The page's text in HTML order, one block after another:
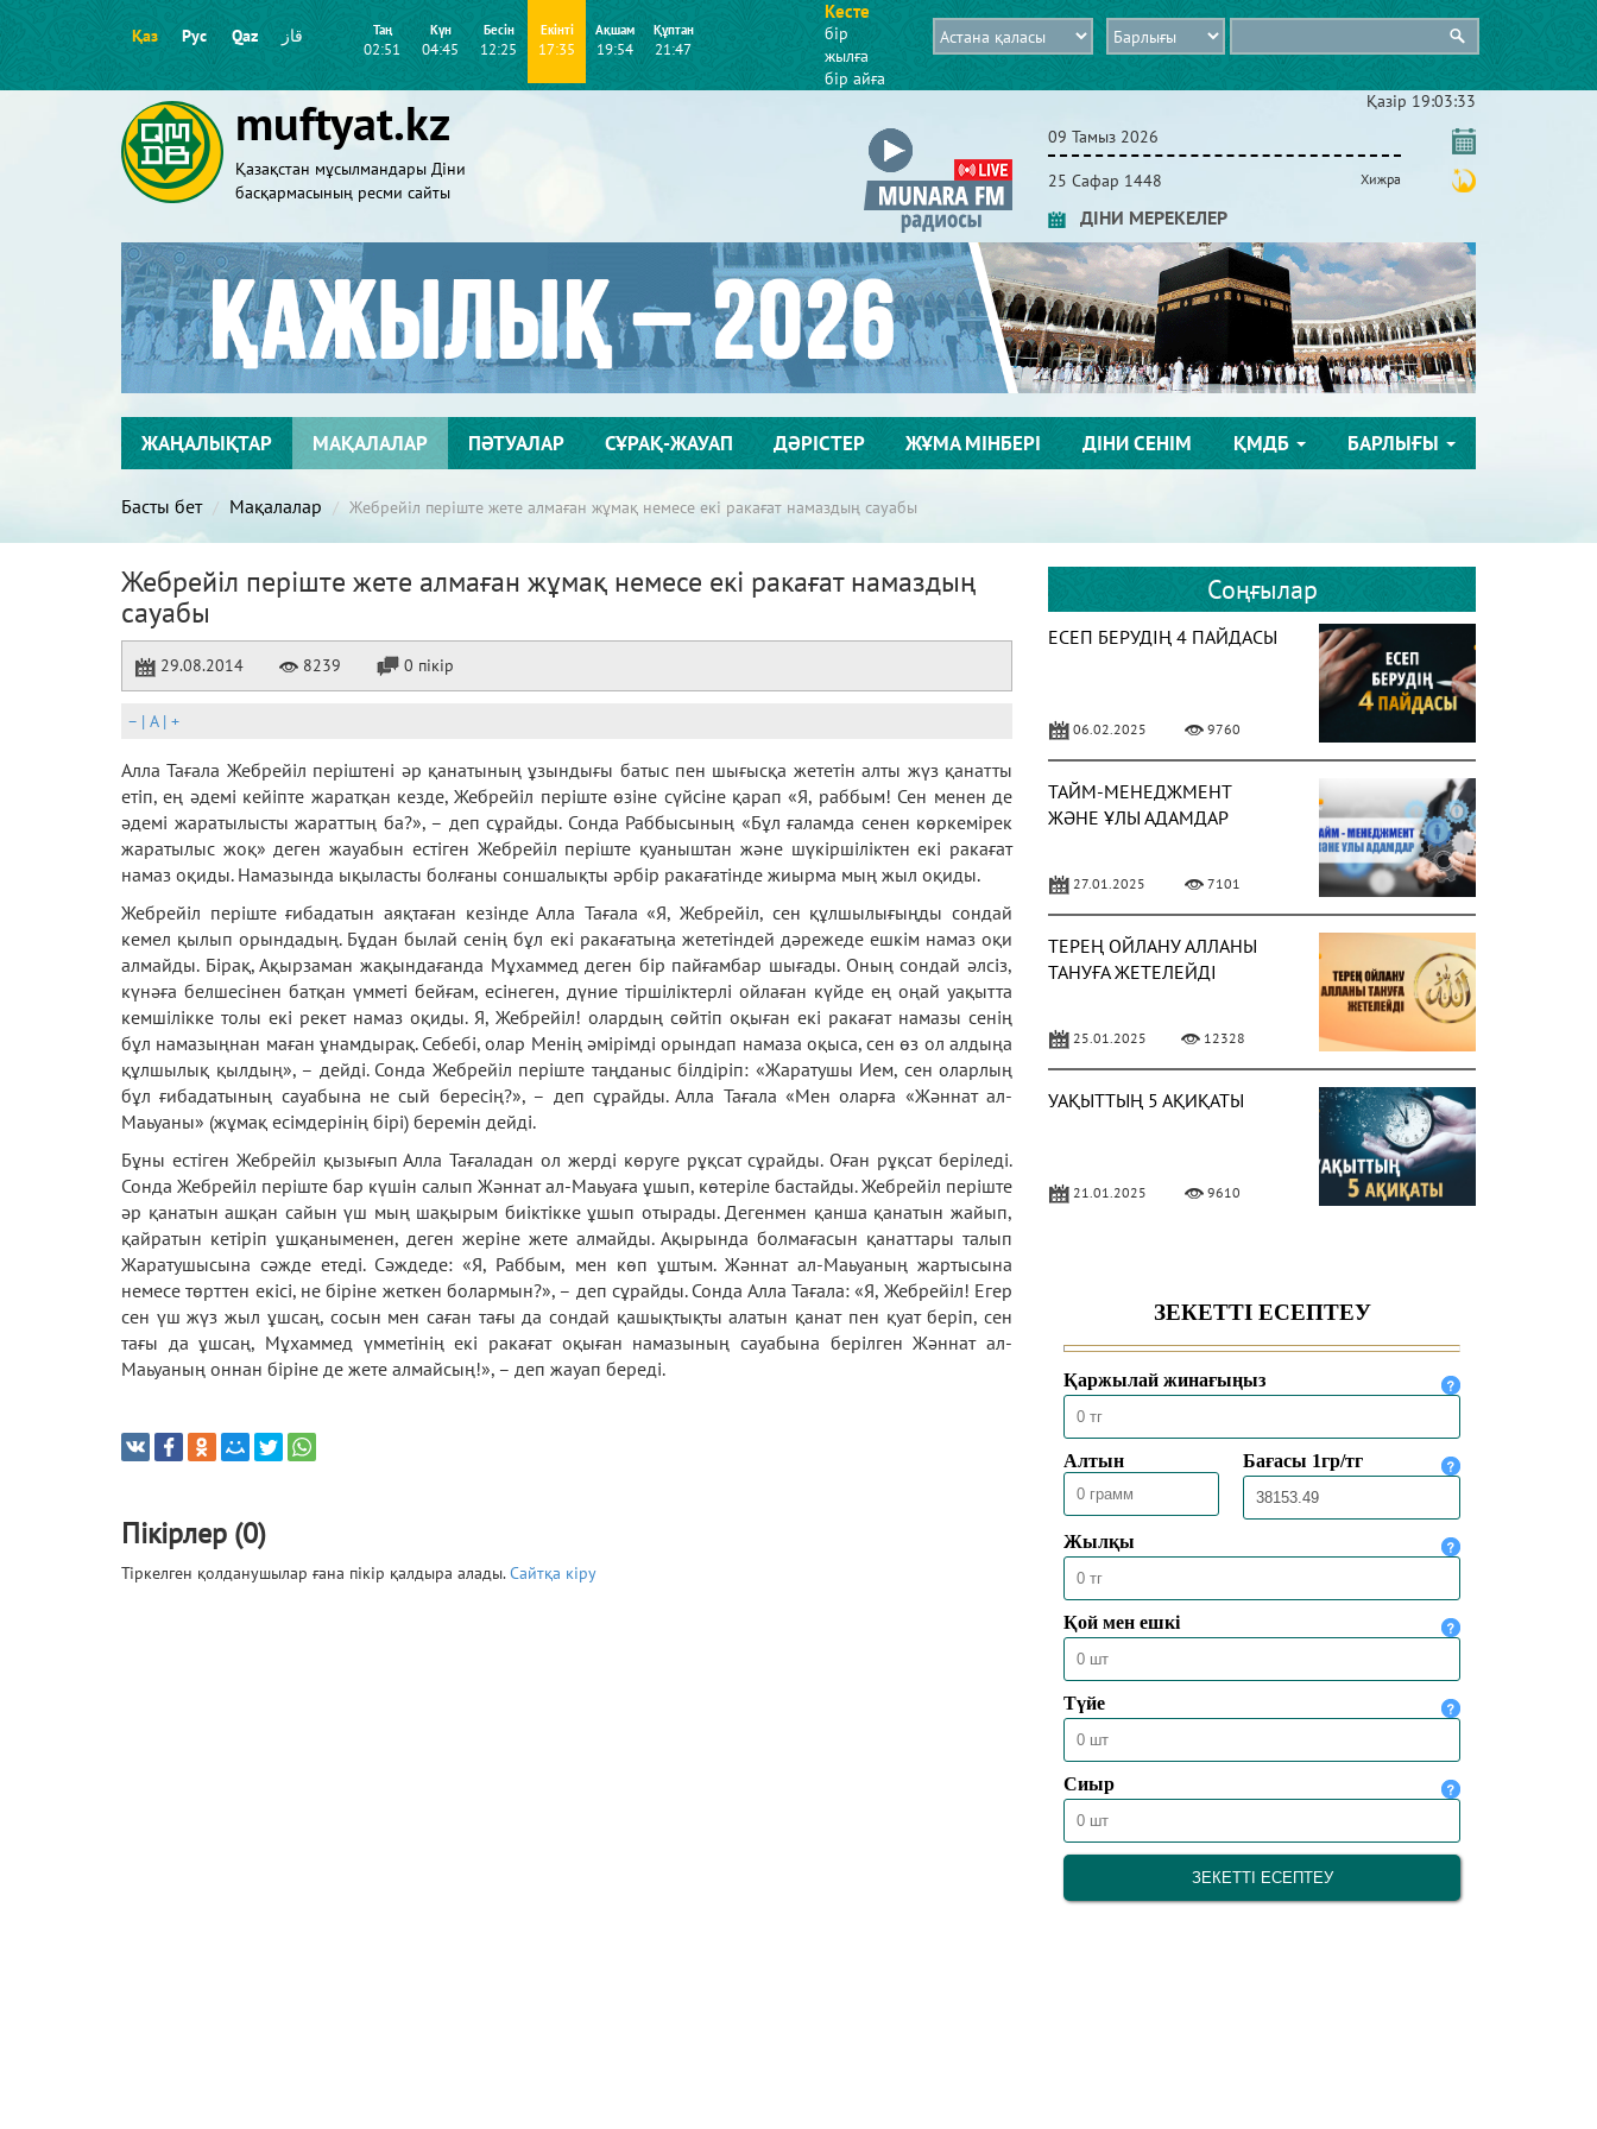
Қаз Рус Qaz قاز Таң
02:51
Күн
04:45
Бесін
12:25
Екінті
17:35
Ақшам
19:54
Құптан
21:47
Кесте
бір
жылға
бір айға
muftyat.kz
Қазақстан мұсылмандары Діни
басқармасының ресми сайты
Қазір 19:03:34
09 Тамыз 2026
25 Сафар 1448 Хижра
ДІНИ МЕРЕКЕЛЕР
ЖАҢАЛЫҚТАР МАҚАЛАЛАР ПӘТУАЛАР СҰРАҚ-ЖАУАП ДӘРІСТЕР ЖҰМА МІНБЕРІ ДІНИ СЕНІМ ҚМДБ БАРЛЫҒЫ
Басты бет Мақалалар Жебрейіл періште жете алмаған жұмақ немесе екі ракағат намаздың сауабы
Жебрейіл періште жете алмаған жұмақ немесе екі ракағат намаздың
сауабы
29.08.2014 8239 0 пікір
– | A| +
Алла Тағала Жебрейіл періштені әр қанатының ұзындығы батыс пен шығысқа жететін алты жүз қанатты
етіп, ең әдемі кейіпте жаратқан кезде, Жебрейіл періште өзіне сүйсіне қарап «Я, раббым! Сен менен де
әдемі жаратылысты жараттың ба?», – деп сұрайды. Сонда Раббысының «Бұл ғаламда сенен көркемірек
жаратылыс жоқ» деген жауабын естіген Жебрейіл періште қуаныштан және шүкіршіліктен екі ракағат
намаз оқиды. Намазында ықыласты болғаны соншалықты әрбір ракағатінде жиырма мың жыл оқиды.
Жебрейіл періште ғибадатын аяқтаған кезінде Алла Тағала «Я, Жебрейіл, сен құлшылығыңды сондай
кемел қылып орындадың. Бұдан былай сенің бұл екі ракағатыңа жететіндей дәрежеде ешкім намаз оқи
алмайды. Бірақ, Ақырзаман жақындағанда Мұхаммед деген бір пайғамбар шығады. Оның сондай әлсіз,
күнәға белшесінен батқан үмметі бейғам, есінеген, дүние тіршіліктерлі ойлаған күйде ең оңай уақытта
кемшілікке толы екі рекет намаз оқиды. Я, Жебрейіл! олардың сөйтіп оқыған екі ракағат намазы сенің
бұл намазыңнан маған ұнамдырақ. Себебі, олар Менің әмірімді орындап намаза оқыса, сен өз ол алдыңа
құлшылық қылдың», – дейді. Сонда Жебрейіл періште таңданыс білдіріп: «Жаратушы Ием, сен оларлың
бұл ғибадатының сауабына не сый бересің?», – деп сұрайды. Алла Тағала «Мен оларға «Жәннат ал-
Маьуаны» (жұмақ есімдерінің бірі) беремін дейді.
Бұны естіген Жебрейіл қызығып Алла Тағаладан ол жерді көруге рұқсат сұрайды. Оған рұқсат беріледі.
Сонда Жебрейіл періште бар күшін салып Жәннат ал-Маьуаға ұшып, көтеріле бастайды. Жебрейіл періште
әр қанатын ашқан сайын үш мың шақырым биіктікке ұшып отырады. Дегенмен қанша қанатын жайып,
қайратын кетіріп ұшқаныменен, деген жеріне жете алмайды. Ақырында болмағасын қанаттары талып
Жаратушысына сәжде етеді. Сәждеде: «Я, Раббым, мен көп ұштым. Жәннат ал-Маьуаның жартысына
немесе төрттен екісі, не біріне жеткен болармын?», – деп сұрайды. Сонда Алла Тағала: «Я, Жебрейіл! Егер
сен үш жүз жыл ұшсаң, сосын мен саған тағы да сондай қашықтықты алатын қанат пен қуат беріп, сен
тағы да ұшсаң, Мұхаммед үмметінің екі ракағат оқыған намазының сауабына берілген Жәннат ал-
Маьуаның оннан біріне де жете алмайсың!», – деп жауап береді.
Пікірлер (0)
Тіркелген қолданушылар ғана пікір қалдыра алады.Сайтқа кіру
Соңғылар
ЕСЕП БЕРУДІҢ 4 ПАЙДАСЫ
06.02.2025 9760
ТАЙМ-МЕНЕДЖМЕНТ
ЖӘНЕ ҰЛЫ АДАМДАР
27.01.2025 7101
ТЕРЕҢ ОЙЛАНУ АЛЛАНЫ
ТАНУҒА ЖЕТЕЛЕЙДІ
25.01.2025 12328
УАҚЫТТЫҢ 5 АҚИҚАТЫ
21.01.2025 9610
28.10.2024 6983
ПАЙҒАМБАР СҮЙГЕН
ЖЕМІСТЕР
26.10.2024